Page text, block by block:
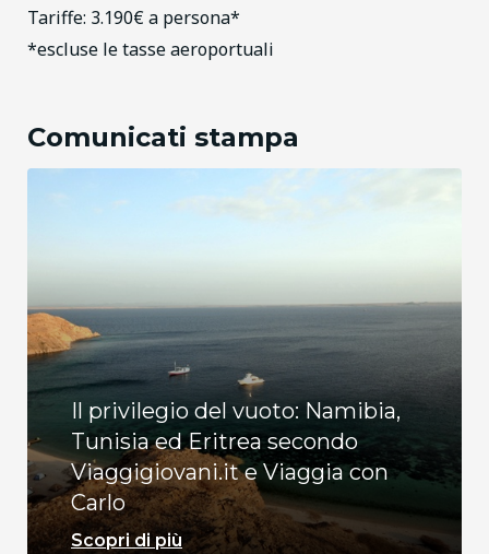
Tariffe: 3.190€ a persona*
*escluse le tasse aeroportuali
Comunicati stampa
Il privilegio del vuoto: Namibia,
Tunisia ed Eritrea secondo
Viaggigiovani.it e Viaggia con
Carlo
Scopri di più